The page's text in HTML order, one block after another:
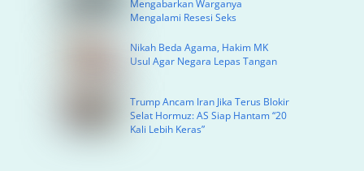
Mengabarkan Warganya
Mengalami Resesi Seks
Nikah Beda Agama, Hakim MK
Usul Agar Negara Lepas Tangan
Trump Ancam Iran Jika Terus Blokir
Selat Hormuz: AS Siap Hantam “20
Kali Lebih Keras”